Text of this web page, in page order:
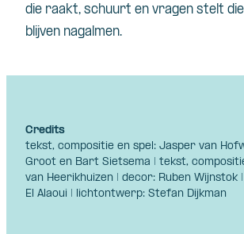
die raakt, schuurt en vragen stelt die
blijven nagalmen.
Credits
tekst, compositie en spel: Jasper van
Groot en Bart Sietsema | tekst,
van Heerikhuizen | decor: Ruben Wijnstok
El Alaoui | lichtontwerp: Stefan Dijkman